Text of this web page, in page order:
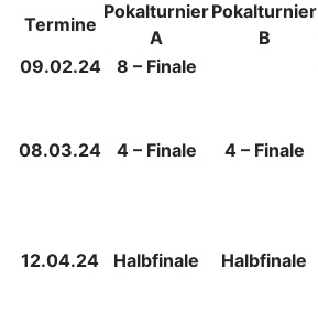
Termine
Pokalturnier
A
Pokalturnier
B
09.02.24
8 – Finale
08.03.24 4 – Finale 4 – Finale
12.04.24 Halbfinale Halbfinale